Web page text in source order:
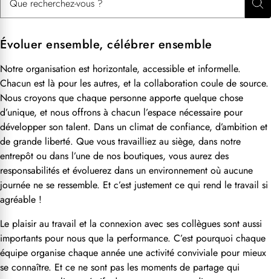
Évoluer ensemble, célébrer ensemble
Notre organisation est horizontale, accessible et informelle.
Chacun est là pour les autres, et la collaboration coule de source.
Nous croyons que chaque personne apporte quelque chose
d’unique, et nous offrons à chacun l’espace nécessaire pour
développer son talent. Dans un climat de confiance, d’ambition et
de grande liberté. Que vous travailliez au siège, dans notre
entrepôt ou dans l’une de nos boutiques, vous aurez des
responsabilités et évoluerez dans un environnement où aucune
journée ne se ressemble. Et c’est justement ce qui rend le travail si
agréable !
Le plaisir au travail et la connexion avec ses collègues sont aussi
importants pour nous que la performance. C’est pourquoi chaque
équipe organise chaque année une activité conviviale pour mieux
se connaître. Et ce ne sont pas les moments de partage qui